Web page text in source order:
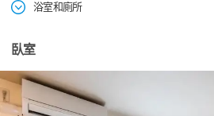
浴室和廁所
臥室